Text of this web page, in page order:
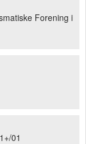
Forening i
01